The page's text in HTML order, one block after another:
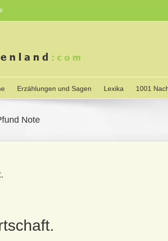
Erzählungen und Sagen Lexika 1001
Note